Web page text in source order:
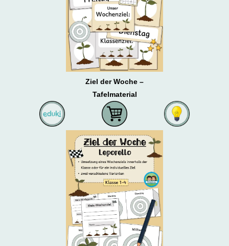
Ziel der Woche –
Tafelmaterial